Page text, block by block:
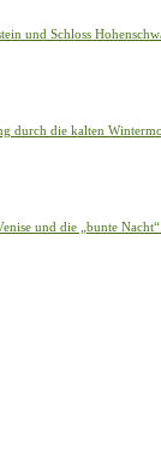
und Schloss
durch die kalten
und die „bunte Nacht“.